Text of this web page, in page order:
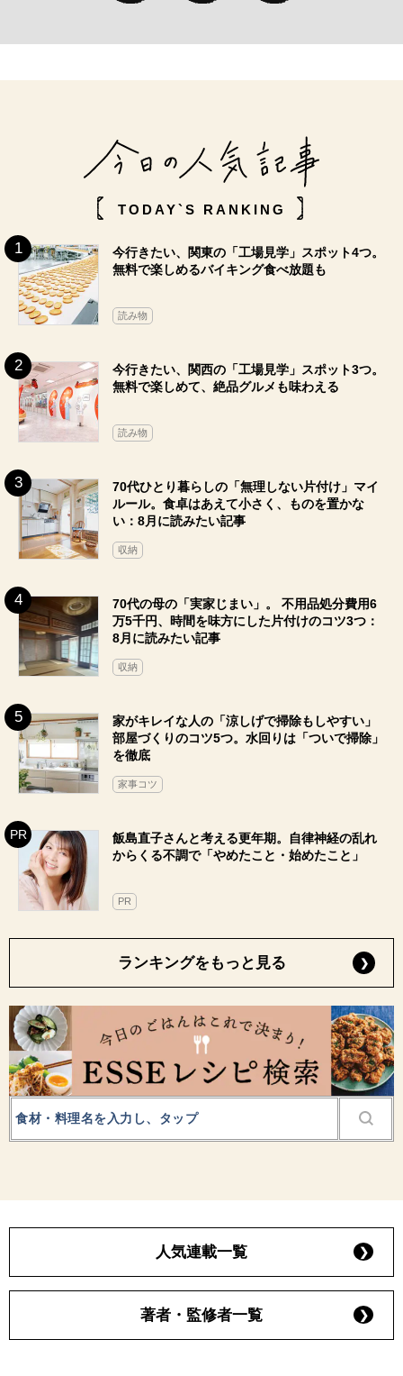
TODAY`S RANKING
今行きたい、関東の「工場見学」スポット4つ。
無料で楽しめるバイキング食べ放題も
読み物
今行きたい、関西の「工場見学」スポット3つ。
無料で楽しめて、絶品グルメも味わえる
読み物
70代ひとり暮らしの「無理しない片付け」マイ
ルール。食卓はあえて小さく、ものを置かな
い：8月に読みたい記事
収納
70代の母の「実家じまい」。 不用品処分費用6
万5千円、時間を味方にした片付けのコツ3つ：
8月に読みたい記事
収納
家がキレイな人の「涼しげで掃除もしやすい」
部屋づくりのコツ5つ。水回りは「ついで掃除」
を徹底
家事コツ
飯島直子さんと考える更年期。自律神経の乱れ
からくる不調で「やめたこと・始めたこと」
PR
ランキングをもっと見る
人気連載一覧
著者・監修者一覧